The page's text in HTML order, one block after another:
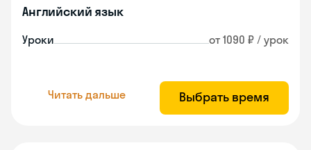
Английский язык
Уроки от 1090 ₽ / урок
Читать дальше Выбрать время